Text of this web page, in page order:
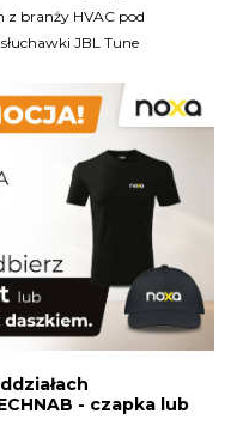
branży HVAC pod
JBL Tune
- czapka lub